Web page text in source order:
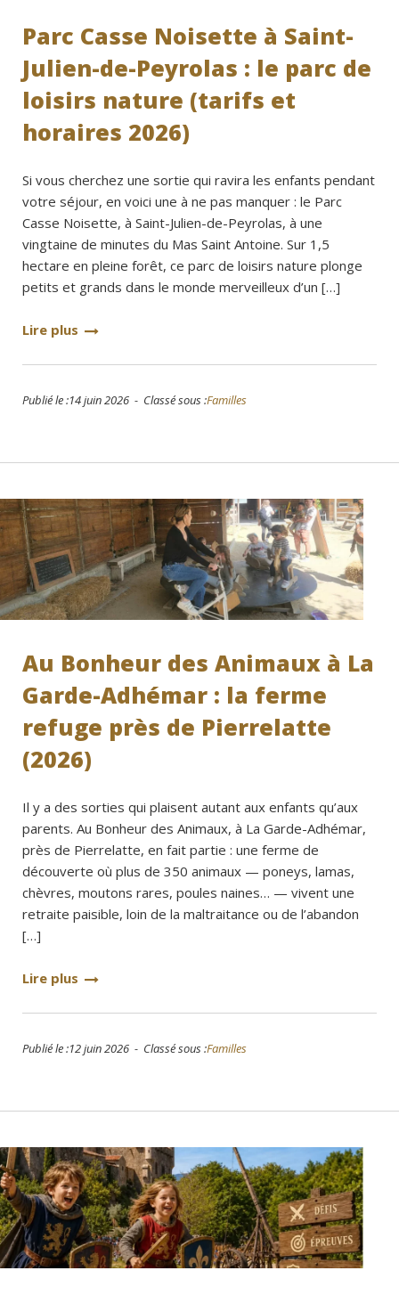
Parc Casse Noisette à Saint-
Julien-de-Peyrolas : le parc de
loisirs nature (tarifs et
horaires 2026)
Si vous cherchez une sortie qui ravira les enfants pendant
votre séjour, en voici une à ne pas manquer : le Parc
Casse Noisette, à Saint-Julien-de-Peyrolas, à une
vingtaine de minutes du Mas Saint Antoine. Sur 1,5
hectare en pleine forêt, ce parc de loisirs nature plonge
petits et grands dans le monde merveilleux d’un […]
Lire plus
Publié le :14 juin 2026 - Classé sous :Familles
Au Bonheur des Animaux à La
Garde-Adhémar : la ferme
refuge près de Pierrelatte
(2026)
Il y a des sorties qui plaisent autant aux enfants qu’aux
parents. Au Bonheur des Animaux, à La Garde-Adhémar,
près de Pierrelatte, en fait partie : une ferme de
découverte où plus de 350 animaux — poneys, lamas,
chèvres, moutons rares, poules naines… — vivent une
retraite paisible, loin de la maltraitance ou de l’abandon
[…]
Lire plus
Publié le :12 juin 2026 - Classé sous :Familles